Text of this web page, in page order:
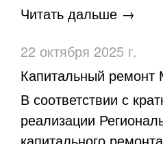
Читать дальше →
22 октября 2025 г.
Капитальный
В соответствии с
реализации